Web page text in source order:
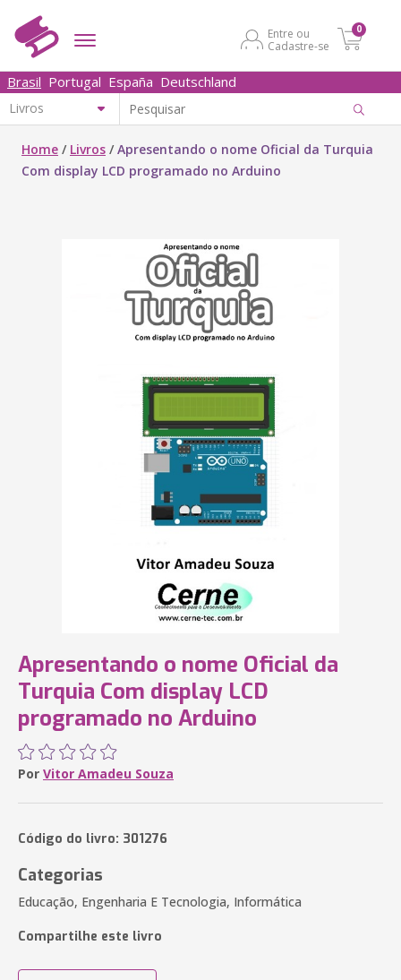
Entre ou
Cadastre-se
0
Brasil Portugal España Deutschland
Home / Livros /Apresentando o nome Oficial da Turquia
Com display LCD programado no Arduino
Apresentando o nome Oficial da
Turquia Com display LCD
programado no Arduino
Por Vitor Amadeu Souza
Código do livro: 301276
Categorias
Educação, Engenharia E Tecnologia, Informática
Compartilhe este livro